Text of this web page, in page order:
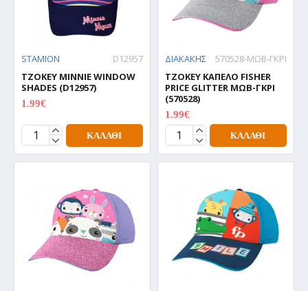
STAMION
D12957
ΤΖΟΚΕΥ MINNIE WINDOW
SHADES (D12957)
1.99€
ΚΑΛΆΘΙ
ΔΙΑΚΑΚΗΣ
570528-ΜΩΒ-ΓΚΡΙ
ΤΖΟΚΕΥ ΚΑΠΕΛΟ FISHER
PRICE GLITTER ΜΩΒ-ΓΚΡΙ
(570528)
1.99€
ΚΑΛΆΘΙ